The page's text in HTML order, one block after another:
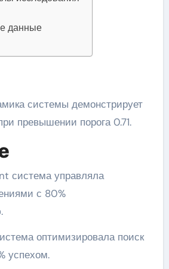
данные
превышении порога 0.71.
система управляла
с 80%
оптимизировала поиск
успехом.